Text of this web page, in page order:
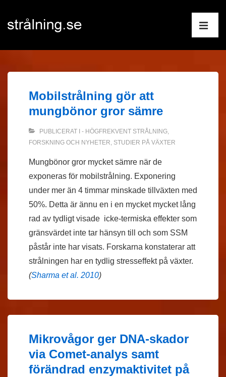
Hoppa
huvudinnehåll
Mobilstrålning gör att
mungbönor gror sämre
PUBLICERAT I - HÖGFREKVENT STRÅLNING,
FORSKNING OCH NYHETER, STUDIER PÅ VÄXTER
Mungbönor gror mycket sämre när de
exponeras för mobilstrålning. Exponering
under mer än 4 timmar minskade tillväxten med
50%. Detta är ännu en i en mycket mycket lång
rad av tydligt visade icke-termiska effekter som
gränsvärdet inte tar hänsyn till och som SSM
påstår inte har visats. Forskarna konstaterar att
strålningen har en tydlig stresseffekt på växter.
(Sharma et al. 2010)
Mikrovågor ger DNA-skador
via Comet-analys samt
förändrad enzymaktivitet på